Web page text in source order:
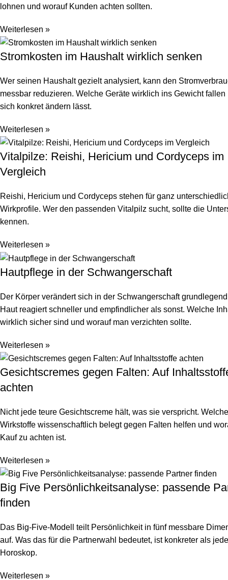
lohnen und worauf Kunden achten sollten.
Weiterlesen »
Stromkosten im Haushalt wirklich senken
Wer seinen Haushalt gezielt analysiert, kann den
messbar reduzieren. Welche Geräte wirklich ins Gewicht fallen
sich konkret ändern lässt.
Weiterlesen »
Vitalpilze: Reishi, Hericium und Cordyceps im
Vergleich
Reishi, Hericium und Cordyceps stehen für ganz
Wirkprofile. Wer den passenden Vitalpilz sucht, sollte die
kennen.
Weiterlesen »
Hautpflege in der Schwangerschaft
Der Körper verändert sich in der Schwangerschaft
Haut reagiert schneller und empfindlicher als sonst. Welche
wirklich sicher sind und worauf man verzichten sollte.
Weiterlesen »
Gesichtscremes gegen Falten: Auf
achten
Nicht jede teure Gesichtscreme hält, was sie verspricht. Welche
Wirkstoffe wissenschaftlich belegt gegen Falten helfen und
Kauf zu achten ist.
Weiterlesen »
Big Five Persönlichkeitsanalyse: passende
finden
Das Big-Five-Modell teilt Persönlichkeit in fünf messbare
auf. Was das für die Partnerwahl bedeutet, ist konkreter als
Horoskop.
Weiterlesen »